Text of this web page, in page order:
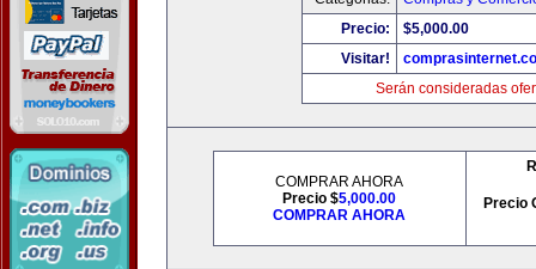
Precio:
$5,000.00
Visitar!
Serán consideradas
COMPRAR AHORA
Precio $5,000.00
COMPRAR AHORA
Precio